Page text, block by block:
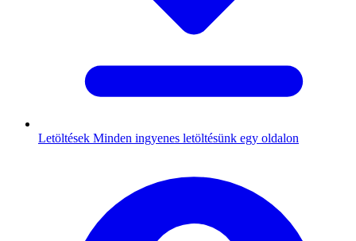
Letöltések Minden ingyenes letöltésünk egy oldalon